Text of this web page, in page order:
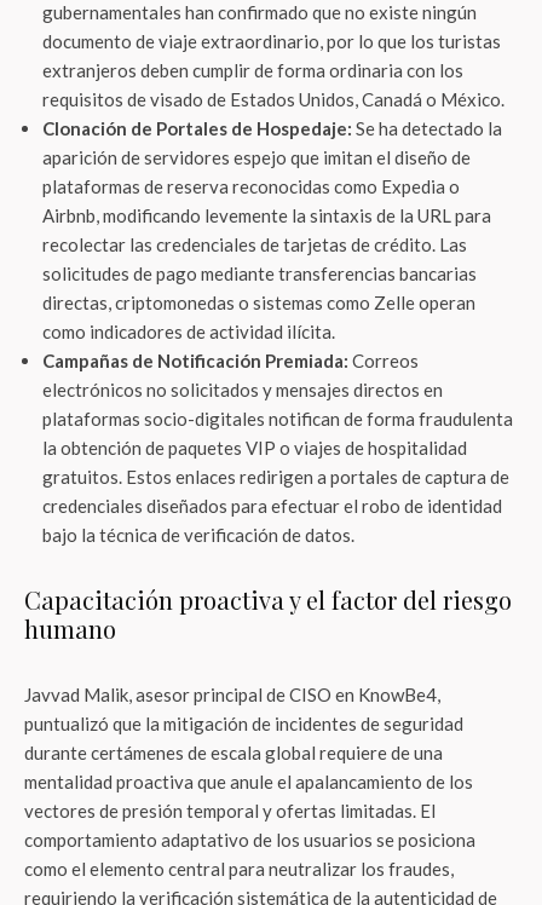
gubernamentales han confirmado que no existe ningún
documento de viaje extraordinario, por lo que los turistas
extranjeros deben cumplir de forma ordinaria con los
requisitos de visado de Estados Unidos, Canadá o México.
Clonación de Portales de Hospedaje: Se ha detectado la
aparición de servidores espejo que imitan el diseño de
plataformas de reserva reconocidas como Expedia o
Airbnb, modificando levemente la sintaxis de la URL para
recolectar las credenciales de tarjetas de crédito. Las
solicitudes de pago mediante transferencias bancarias
directas, criptomonedas o sistemas como Zelle operan
como indicadores de actividad ilícita.
Campañas de Notificación Premiada: Correos
electrónicos no solicitados y mensajes directos en
plataformas socio-digitales notifican de forma fraudulenta
la obtención de paquetes VIP o viajes de hospitalidad
gratuitos. Estos enlaces redirigen a portales de captura de
credenciales diseñados para efectuar el robo de identidad
bajo la técnica de verificación de datos.
Capacitación proactiva y el factor del riesgo
humano
Javvad Malik, asesor principal de CISO en KnowBe4,
puntualizó que la mitigación de incidentes de seguridad
durante certámenes de escala global requiere de una
mentalidad proactiva que anule el apalancamiento de los
vectores de presión temporal y ofertas limitadas. El
comportamiento adaptativo de los usuarios se posiciona
como el elemento central para neutralizar los fraudes,
requiriendo la verificación sistemática de la autenticidad de